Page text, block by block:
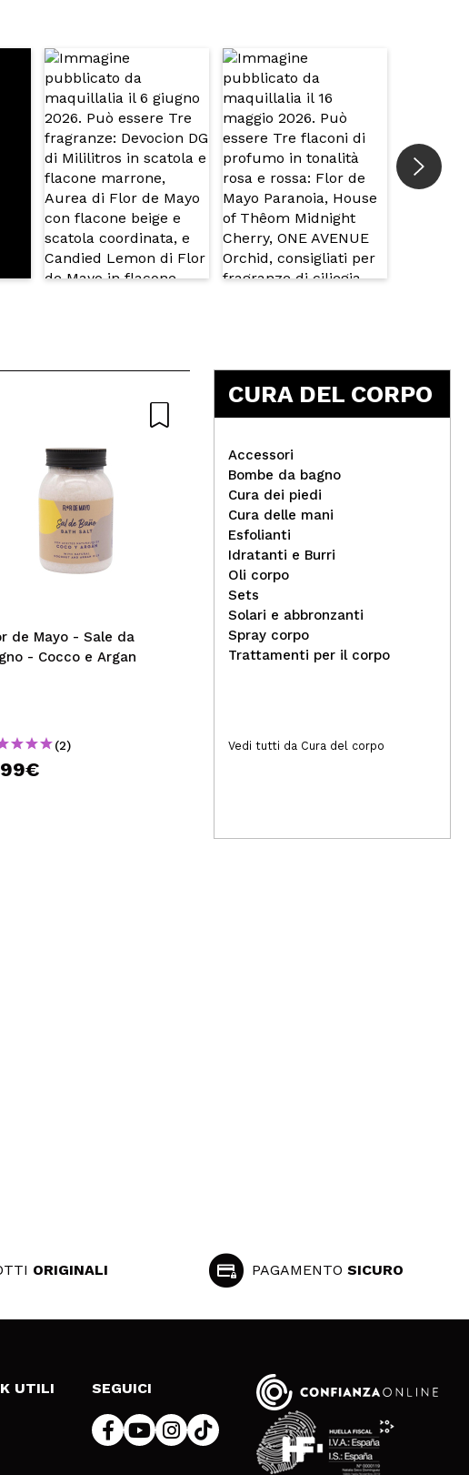
de Mayo - Sale da
- Cocco e Argan
(2)
Book and Glow - *Perfect
Moments* - Candela di soia
- Lectura y manta
(8)
CURA DEL CORPO
Accessori
Bombe da bagno
Cura dei piedi
Cura delle mani
Esfolianti
Idratanti e Burri
Oli corpo
Sets
Solari e abbronzanti
Spray corpo
Trattamenti per il corpo
Vedi tutti da Cura del corpo
ORIGINALI PAGAMENTO SICURO
UTILI SEGUICI